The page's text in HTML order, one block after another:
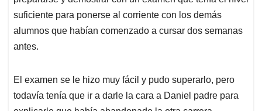
suficiente para ponerse al corriente con los demás
alumnos que habían comenzado a cursar dos semanas
antes.
El examen se le hizo muy fácil y pudo superarlo, pero
todavía tenía que ir a darle la cara a Daniel padre para